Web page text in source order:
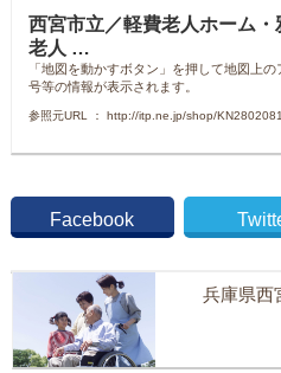
西宮市立／軽費老人ホーム
老人 …
「地図を動かすボタン」を押して地図上
号等の情報が表示されます。
参照元URL ： http://itp.ne.jp/shop/
Facebook
兵庫県西